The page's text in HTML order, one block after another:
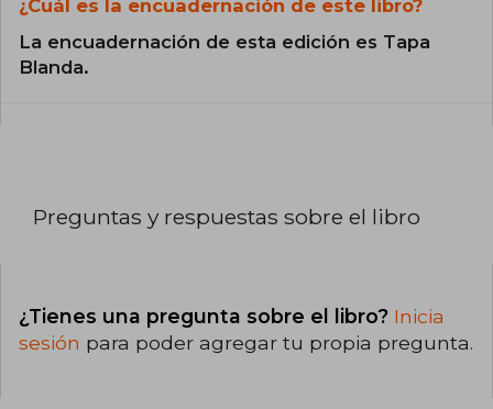
¿Cuál es la encuadernación de este libro?
La encuadernación de esta edición es Tapa
Blanda.
Preguntas y respuestas sobre el libro
¿Tienes una pregunta sobre el libro? Inicia
sesión para poder agregar tu propia pregunta.